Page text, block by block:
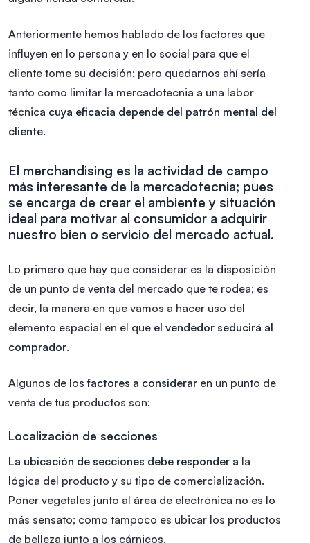
Anteriormente hemos hablado de los factores que
influyen en lo persona y en lo social para que el
cliente tome su decisión; pero quedarnos ahí sería
tanto como limitar la mercadotecnia a una labor
técnica cuya eficacia depende del patrón mental del
cliente.
El merchandising es la actividad de campo
más interesante de la mercadotecnia; pues
se encarga de crear el ambiente y situación
ideal para motivar al consumidor a adquirir
nuestro bien o servicio del mercado actual.
Lo primero que hay que considerar es la disposición
de un punto de venta del mercado que te rodea; es
decir, la manera en que vamos a hacer uso del
elemento espacial en el que el vendedor seducirá al
comprador.
Algunos de losfactores a considerar en un punto de
venta de tus productos son:
Localización de secciones
La ubicación de secciones debe responder a la
lógica del producto y su tipo de comercialización.
Poner vegetales junto al área de electrónica no es lo
más sensato; como tampoco es ubicar los productos
de belleza junto a los cárnicos.